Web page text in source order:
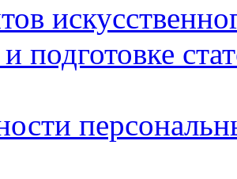
подготовке